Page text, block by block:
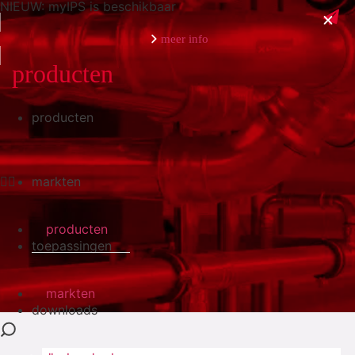
NIEUW: myIPS is beschikbaar
meer info
sluiten
producten
markten
toepassingen
downloads
producten
markten
producten